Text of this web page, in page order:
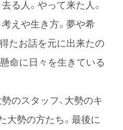
る人。やって来た人。
えや生き方。夢や希
たお話を元に出来たの
命に日々を生きている
のスタッフ、大勢のキ
大勢の方たち。最後に